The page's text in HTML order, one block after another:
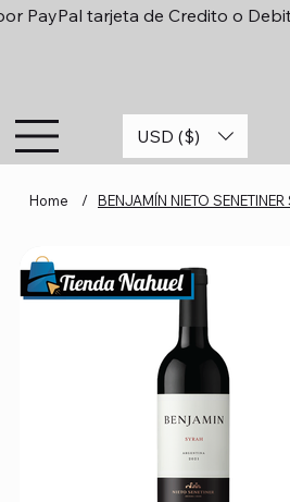
PayPal tarjeta de Credito o
USD ($)
Home / BENJAMÍN NIETO SENETINER